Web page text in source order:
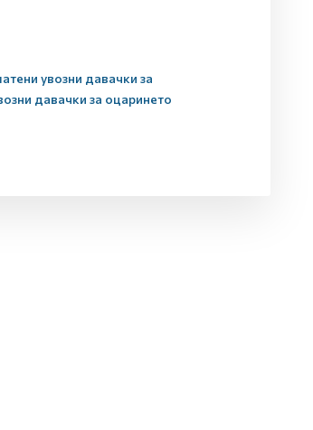
увозни давачки за
давачки за оцаринето